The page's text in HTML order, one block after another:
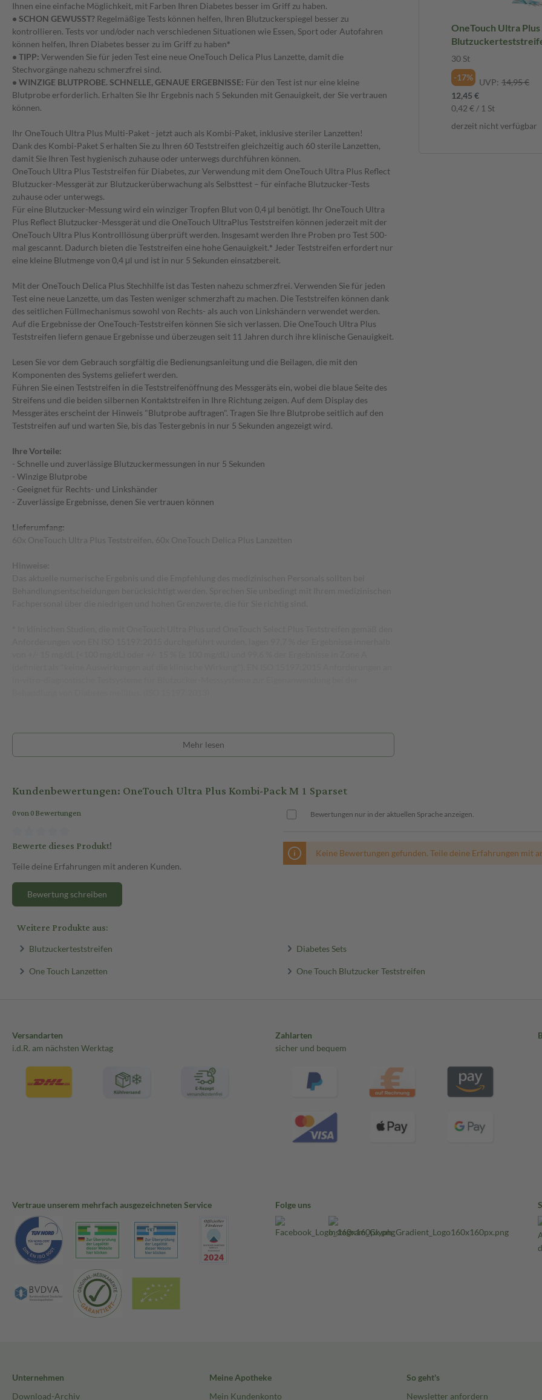
Ihnen eine einfache Möglichkeit, mit Farben Ihren Diabetes besser im Griff zu haben.
• SCHON GEWUSST? Regelmäßige Tests können helfen, Ihren Blutzuckerspiegel besser zu
kontrollieren. Tests vor und/oder nach verschiedenen Situationen wie Essen, Sport oder Autofahren
können helfen, Ihren Diabetes besser zu im Griff zu haben*
• TIPP: Verwenden Sie für jeden Test eine neue OneTouch Delica Plus Lanzette, damit die
Stechvorgänge nahezu schmerzfrei sind.
• WINZIGE BLUTPROBE. SCHNELLE, GENAUE ERGEBNISSE: Für den Test ist nur eine kleine
Blutprobe erforderlich. Erhalten Sie Ihr Ergebnis nach 5 Sekunden mit Genauigkeit, der Sie vertrauen
können.
Ihr OneTouch Ultra Plus Multi-Paket - jetzt auch als Kombi-Paket, inklusive steriler Lanzetten!
Dank des Kombi-Paket S erhalten Sie zu Ihren 60 Teststreifen gleichzeitig auch 60 sterile Lanzetten,
damit Sie Ihren Test hygienisch zuhause oder unterwegs durchführen können.
OneTouch Ultra Plus Teststreifen für Diabetes, zur Verwendung mit dem OneTouch Ultra Plus Reflect
Blutzucker-Messgerät zur Blutzuckerüberwachung als Selbsttest – für einfache Blutzucker-Tests
zuhause oder unterwegs.
Für eine Blutzucker-Messung wird ein winziger Tropfen Blut von 0,4 μl benötigt. Ihr OneTouch Ultra
Plus Reflect Blutzucker-Messgerät und die OneTouch UltraPlus Teststreifen können jederzeit mit der
OneTouch Ultra Plus Kontrolllösung überprüft werden. Insgesamt werden Ihre Proben pro Test 500-
mal gescannt. Dadurch bieten die Teststreifen eine hohe Genauigkeit.* Jeder Teststreifen erfordert nur
eine kleine Blutmenge von 0,4 μl und ist in nur 5 Sekunden einsatzbereit.
Mit der OneTouch Delica Plus Stechhilfe ist das Testen nahezu schmerzfrei. Verwenden Sie für jeden
Test eine neue Lanzette, um das Testen weniger schmerzhaft zu machen. Die Teststreifen können dank
des seitlichen Füllmechanismus sowohl von Rechts- als auch von Linkshändern verwendet werden.
Auf die Ergebnisse der OneTouch-Teststreifen können Sie sich verlassen. Die OneTouch Ultra Plus
Teststreifen liefern genaue Ergebnisse und überzeugen seit 11 Jahren durch ihre klinische Genauigkeit.
Lesen Sie vor dem Gebrauch sorgfältig die Bedienungsanleitung und die Beilagen, die mit den
Komponenten des Systems geliefert werden.
Führen Sie einen Teststreifen in die Teststreifenöffnung des Messgeräts ein, wobei die blaue Seite des
Streifens und die beiden silbernen Kontaktstreifen in Ihre Richtung zeigen. Auf dem Display des
Messgerätes erscheint der Hinweis "Blutprobe auftragen". Tragen Sie Ihre Blutprobe seitlich auf den
Teststreifen auf und warten Sie, bis das Testergebnis in nur 5 Sekunden angezeigt wird.
Ihre Vorteile:
- Schnelle und zuverlässige Blutzuckermessungen in nur 5 Sekunden
- Winzige Blutprobe
- Geeignet für Rechts- und Linkshänder
- Zuverlässige Ergebnisse, denen Sie vertrauen können
Lieferumfang:
60x OneTouch Ultra Plus Teststreifen, 60x OneTouch Delica Plus Lanzetten
Mehr lesen
OneTouch Ultra Plus
30 St
-17%
UVP: 14,95 €
12,45 €
0,42 € / 1 St
derzeit nicht verfügbar
Kundenbewertungen: OneTouch Ultra Plus Kombi-Pack M 1 Sparset
0 von 0 Bewertungen
Bewerte dieses Produkt!
Teile deine Erfahrungen mit anderen Kunden.
Bewertung schreiben
Bewertungen nur in der aktuellen Sprache anzeigen.
Keine Bewertungen gefunden. Teile deine Erfahrungen mit
Weitere Produkte aus:
Blutzuckerteststreifen Diabetes Sets
One Touch Lanzetten One Touch Blutzucker Teststreifen
Versandarten
i.d.R. am nächsten Werktag
Zahlarten
sicher und bequem
Vertraue unserem mehrfach ausgezeichneten Service Folge uns
Unternehmen
Download-Archiv
Meine Apotheke
Mein Kundenkonto
So geht's
Newsletter anfordern